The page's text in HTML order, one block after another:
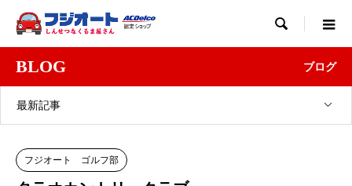

BLOG ブログ
最新記事
フジオート ゴルフ部